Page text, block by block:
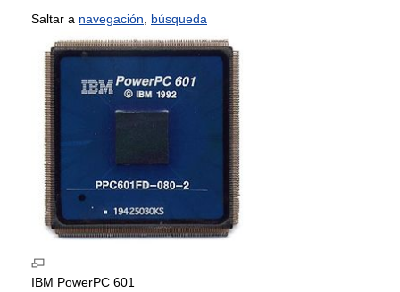
Saltar a navegación búsqueda
IBM PowerPC 601